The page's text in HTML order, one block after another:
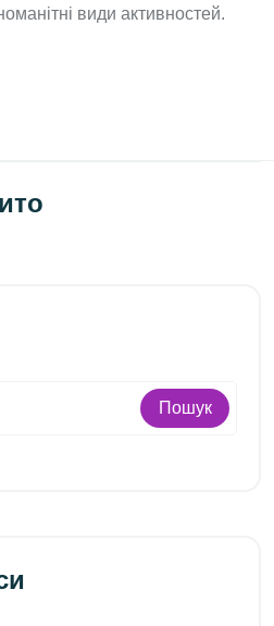
види активностей.
Пошук